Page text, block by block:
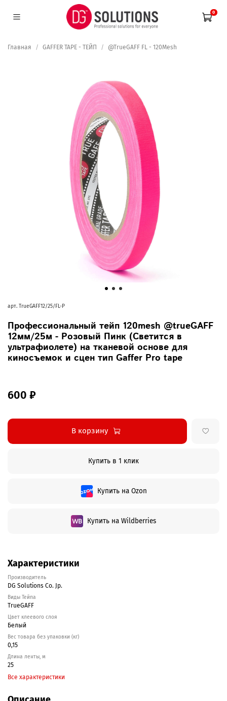
0
Главная GAFFER TAPE - ТЕЙП @TrueGAFF FL - 120Mesh
арт. TrueGAFF12/25/FL-P
Профессиональный тейп 120mesh @trueGAFF
12мм/25м - Розовый Пинк (Светится в
ультрафиолете) на тканевой основе для
киносъемок и сцен тип Gaffer Pro tape
600 ₽
В корзину
Купить в 1 клик
Купить на Ozon
Купить на Wildberries
Характеристики
Производитель
DG Solutions Co. Jp.
Виды Тейпа
TrueGAFF
Цвет клеевого слоя
Белый
Вес товара без упаковки (кг)
0,15
Длина ленты, м
25
Все характеристики